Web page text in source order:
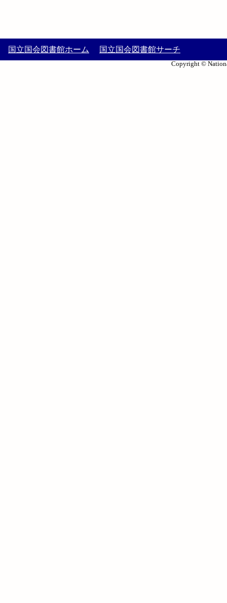
国立国会図書館ホーム 国立国会図書館サーチ
Copyright ©